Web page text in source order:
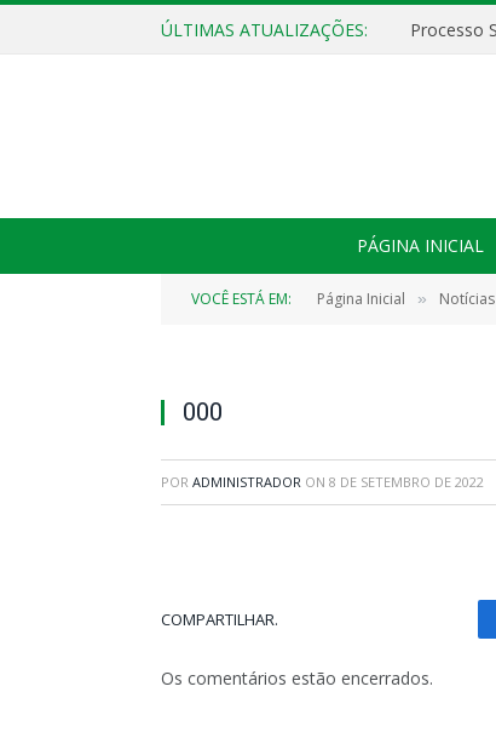
ÚLTIMAS ATUALIZAÇÕES:
PÁGINA INICIAL
VOCÊ ESTÁ EM: Página Inicial » Notícias
000
POR ADMINISTRADOR ON 8 DE SETEMBRO DE 2022
COMPARTILHAR.
Os comentários estão encerrados.